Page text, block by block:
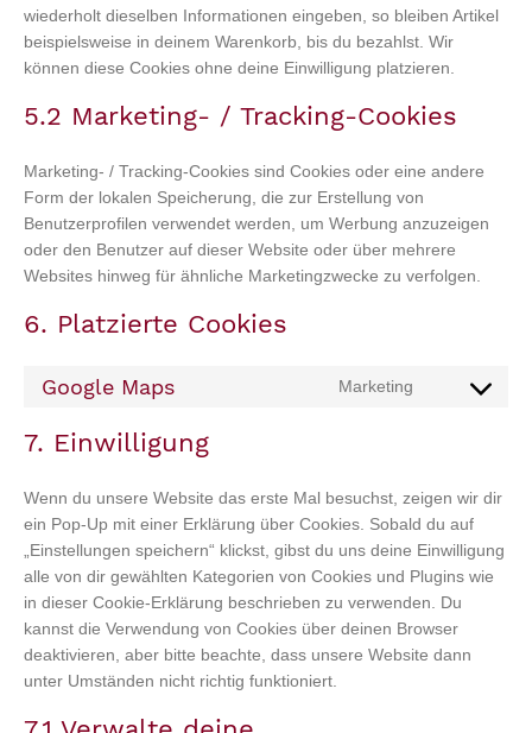
wiederholt dieselben Informationen eingeben, so bleiben Artikel
beispielsweise in deinem Warenkorb, bis du bezahlst. Wir
können diese Cookies ohne deine Einwilligung platzieren.
5.2 Marketing- / Tracking-Cookies
Marketing- / Tracking-Cookies sind Cookies oder eine andere
Form der lokalen Speicherung, die zur Erstellung von
Benutzerprofilen verwendet werden, um Werbung anzuzeigen
oder den Benutzer auf dieser Website oder über mehrere
Websites hinweg für ähnliche Marketingzwecke zu verfolgen.
6. Platzierte Cookies
Google Maps Marketing
Consent
maps
7. Einwilligung
Wenn du unsere Website das erste Mal besuchst, zeigen wir dir
ein Pop-Up mit einer Erklärung über Cookies. Sobald du auf
„Einstellungen speichern“ klickst, gibst du uns deine Einwilligung
alle von dir gewählten Kategorien von Cookies und Plugins wie
in dieser Cookie-Erklärung beschrieben zu verwenden. Du
kannst die Verwendung von Cookies über deinen Browser
deaktivieren, aber bitte beachte, dass unsere Website dann
unter Umständen nicht richtig funktioniert.